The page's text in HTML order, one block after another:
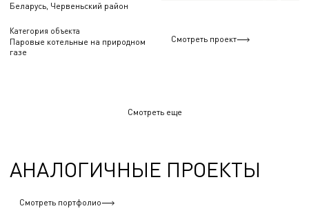
Беларусь, Червеньский район
Категория объекта
Паровые котельные на природном
газе
Смотреть проект
Смотреть еще
АНАЛОГИЧНЫЕ ПРОЕКТЫ
Смотреть портфолио